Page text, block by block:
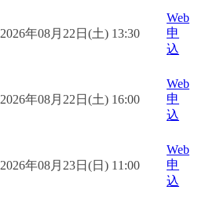
2026年08月22日(土) 13:30
Web
申
込
2026年08月22日(土) 16:00
Web
申
込
2026年08月23日(日) 11:00
Web
申
込